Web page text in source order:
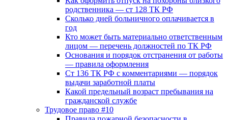
родственника — ст 128 ТК РФ
Сколько дней больничного оплачивается в
год
Кто может быть материально ответственным
лицом — перечень должностей по ТК РФ
Основания и порядок отстранения от работы
— правила оформления
Ст 136 ТК РФ с комментариями — порядок
выдачи заработной платы
Какой предельный возраст пребывания на
гражданской службе
Трудовое право #10